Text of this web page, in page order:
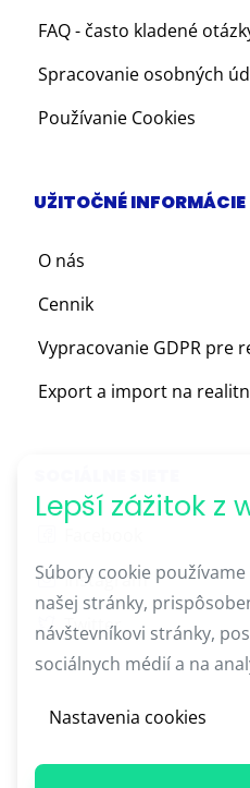
FAQ - často kladené
Spracovanie osobných
Používanie Cookies
UŽITOČNÉ INFORMÁCIE
O nás
Cennik
Vypracovanie GDPR pre
Export a import na
Instagram
Twitter
Lepší zážitok z
Súbory cookie
našej stránky,
návštevníkovi stránky,
sociálnych médií a na
Nastavenia cookies